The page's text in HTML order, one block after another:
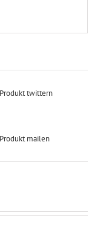
Produkt twittern
Produkt mailen